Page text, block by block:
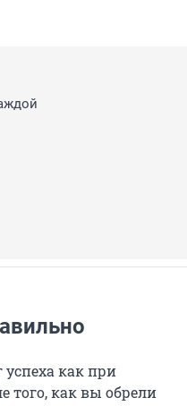
как при
того, как вы обрели